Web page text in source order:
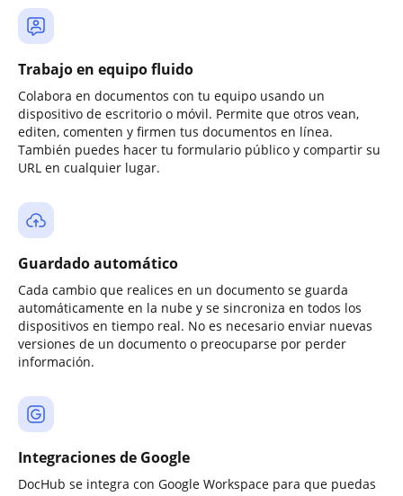
Trabajo en equipo fluido
Colabora en documentos con tu equipo usando un
dispositivo de escritorio o móvil. Permite que otros vean,
editen, comenten y firmen tus documentos en línea.
También puedes hacer tu formulario público y compartir su
URL en cualquier lugar.
Guardado automático
Cada cambio que realices en un documento se guarda
automáticamente en la nube y se sincroniza en todos los
dispositivos en tiempo real. No es necesario enviar nuevas
versiones de un documento o preocuparse por perder
información.
Integraciones de Google
DocHub se integra con Google Workspace para que puedas